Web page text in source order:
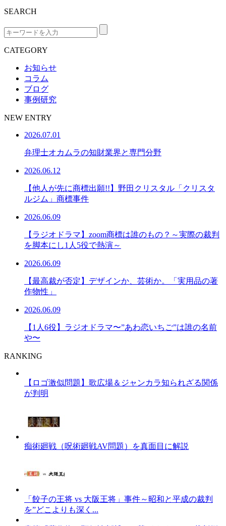
SEARCH
CATEGORY
お知らせ
コラム
ブログ
事例研究
NEW ENTRY
2026.07.01
弁理士オカムラの知財業界と専門分野
2026.06.12
【他人が先に商標出願!!】野田クリスタル「クリスタ
ルジム」商標事件
2026.06.09
【ラジオドラマ】zoom商標は誰のもの？～実際の裁判
を脚本にし1人5役で熱演～
2026.06.09
【最高裁が否定】デザインか、芸術か。「実用品の著
作物性」
2026.06.09
【1人6役】ラジオドラマ〜”あわ恋いちご”は誰の名前
や〜
RANKING
【ロゴ激似問題】歌広場＆ジャンカラ知られざる関係
が判明
痴術廻戦（呪術廻戦AV問題）を真面目に解説
「餃子の王将 vs 大阪王将」事件～昭和と平成の裁判
を”どこよりも深く...